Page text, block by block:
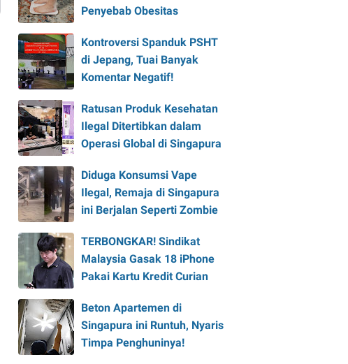
Penyebab Obesitas
Kontroversi Spanduk PSHT
di Jepang, Tuai Banyak
Komentar Negatif!
Ratusan Produk Kesehatan
Ilegal Ditertibkan dalam
Operasi Global di Singapura
Diduga Konsumsi Vape
Ilegal, Remaja di Singapura
ini Berjalan Seperti Zombie
TERBONGKAR! Sindikat
Malaysia Gasak 18 iPhone
Pakai Kartu Kredit Curian
Beton Apartemen di
Singapura ini Runtuh, Nyaris
Timpa Penghuninya!